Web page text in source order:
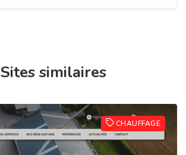
Sites similaires
CHAUFFAGE